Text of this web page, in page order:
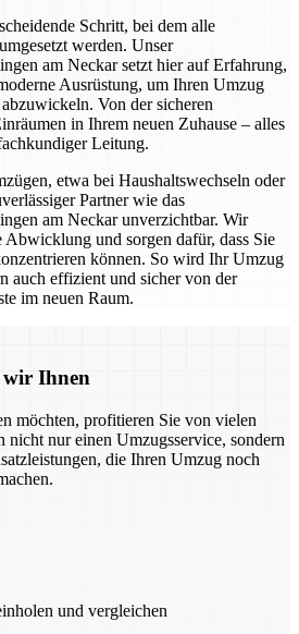
Schritt, bei dem alle
werden. Unser
am Neckar setzt hier auf Erfahrung,
Ausrüstung, um Ihren Umzug
Von der sicheren
in Ihrem neuen Zuhause – alles
Leitung.
etwa bei Haushaltswechseln oder
Partner wie das
am Neckar unverzichtbar. Wir
Abwicklung und sorgen dafür, dass Sie
können. So wird Ihr Umzug
auch effizient und sicher von der
im neuen Raum.
wir Ihnen
möchten, profitieren Sie von vielen
nicht nur einen Umzugsservice, sondern
die Ihren Umzug noch
und vergleichen